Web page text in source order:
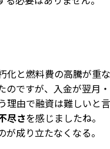
と燃料費の高騰が重
ですが、入金が翌月
由で融資は難しいと言
尽さを感じましたね。
成り立たなくなる。